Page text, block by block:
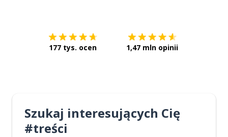
177 tys. ocen 1,47 mln opinii
Szukaj interesujących Cię
#treści